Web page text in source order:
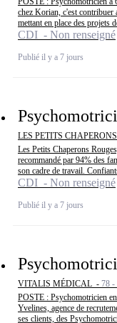
chez Korian, c'est contribuer
mettant en place des projets
CDI - Non renseigné
Publié il y a 7 jours
LES PETITS
Les Petits Chaperons
recommandé par 94% des
son cadre de travail.
CDI - Non renseigné
Publié il y a 7 jours
VITALIS MÉDICAL - 78
POSTE : Psychomotricien
Yvelines, agence de
ses clients, des